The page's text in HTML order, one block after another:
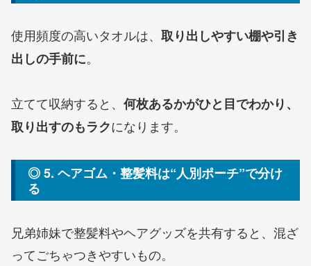
使用頻度の高いタオルは、 取り出しやすい棚や引き
出しの手前に。
立てて収納すると、 何枚あるかがひと目でわかり、
取り出すのもラクになります。
◎ 5. ヘアゴム・整髪料は“人別ポーチ”で分け
る
兄弟姉妹で整髪料やヘアグッズを共有すると、混ざ
ってごちゃつきやすいもの。